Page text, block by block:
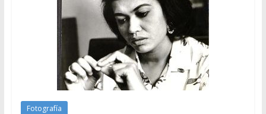
Fotografía